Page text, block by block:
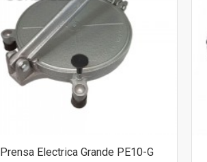
Prensa Electrica Grande PE10-G